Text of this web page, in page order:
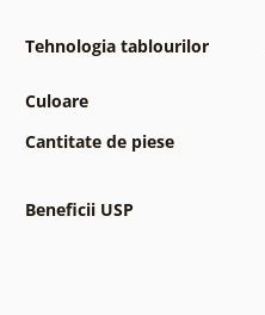
Tehnologia tablourilor
Culoare
Cantitate de piese
Beneficii USP